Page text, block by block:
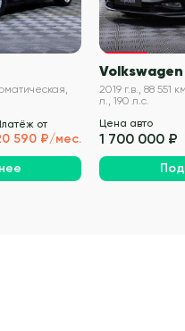
проверен
от
590 ₽/мес.
2019 г.в., 88 551
л., 190 л.с.
Цена авто
1 700 000 ₽